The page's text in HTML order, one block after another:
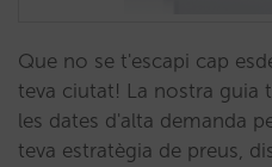
Que no se t'escapi cap
teva ciutat! La nostra guia
les dates d'alta demanda
teva estratègia de preus,